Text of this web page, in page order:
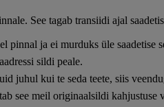
See tagab transiidi ajal
pinnal ja ei murduks üle saadetise
sildi peale.
juhul kui te seda teete, siis
see meil originaalsildi